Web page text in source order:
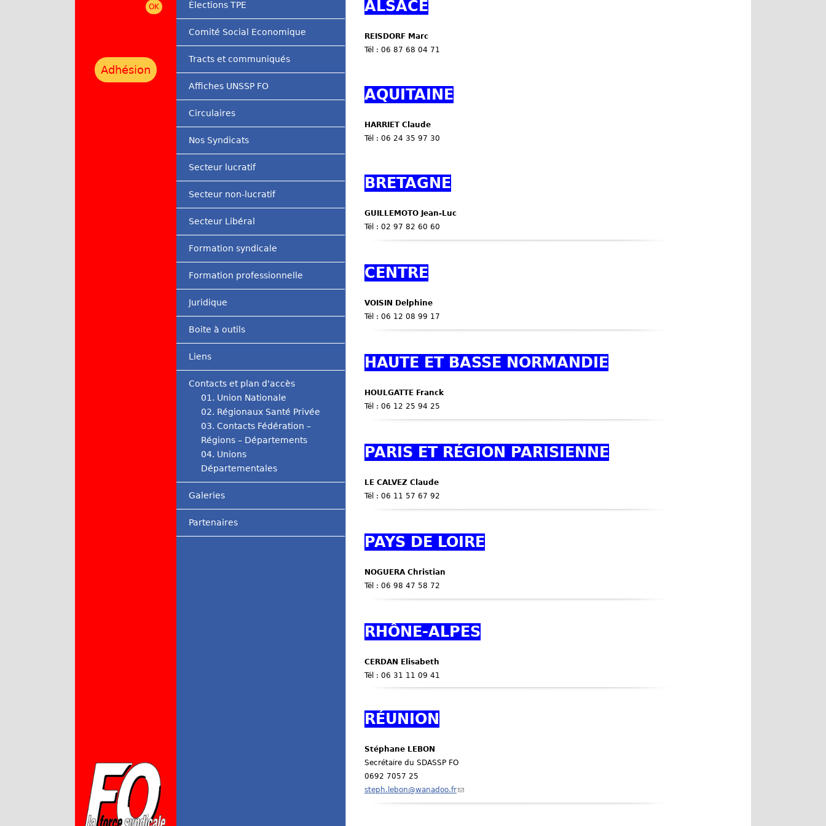
Adhésion
r
i
l
Élections TPE
Comité Social Economique
Tracts et communiqués
Affiches UNSSP FO
Circulaires
Nos Syndicats
Secteur lucratif
Secteur non-lucratif
Secteur Libéral
Formation syndicale
Formation professionnelle
Juridique
Boite à outils
Liens
Contacts et plan d'accès
01. Union Nationale
02. Régionaux Santé Privée
03. Contacts Fédération –
Régions – Départements
04. Unions
Départementales
Galeries
Partenaires
s
c
ALSACE
REISDORF Marc
Tél : 06 87 68 04 71
AQUITAINE
HARRIET Claude
Tél : 06 24 35 97 30
BRETAGNE
GUILLEMOTO Jean-Luc
Tél : 02 97 82 60 60
CENTRE
VOISIN Delphine
Tél : 06 12 08 99 17
HAUTE ET BASSE NORMANDIE
HOULGATTE Franck
Tél : 06 12 25 94 25
PARIS ET RÉGION PARISIENNE
LE CALVEZ Claude
Tél : 06 11 57 67 92
PAYS DE LOIRE
NOGUERA Christian
Tél : 06 98 47 58 72
RHÔNE-ALPES
CERDAN Elisabeth
Tél : 06 31 11 09 41
RÉUNION
Stéphane LEBON
Secrétaire du SDASSP FO
0692 7057 25
steph.lebon@wanadoo.fr(
l